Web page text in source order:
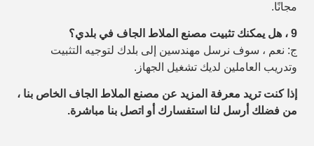
مجانًا.
9 ، هل يمكنك تثبيت مصنع الملاط الجاف في بلدي؟
ج: نعم ، سوف نرسل مهندسين إلى بلدك لتوجيه التثبيت
وتدريب العاملين لديك تشغيل الجهاز.
إذا كنت تريد معرفة المزيد عن مصنع الملاط الجاف الخاص بنا ،
من فضلك أرسل لنا استفسارك أو اتصل بنا مباشرة.